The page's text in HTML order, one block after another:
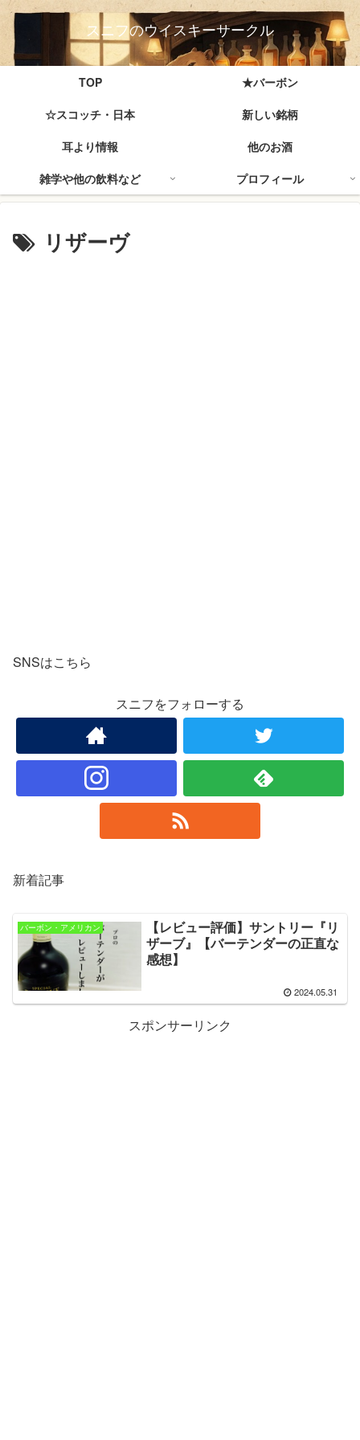
スニフのウイスキーサークル
TOP
★バーボン
☆スコッチ・日本
新しい銘柄
耳より情報
他のお酒
雑学や他の飲料など
プロフィール
リザーヴ
SNSはこちら
スニフをフォローする
新着記事
バーボン・アメリカン
【レビュー評価】サントリー『リ
ザーブ』【バーテンダーの正直な
感想】
2024.05.31
スポンサーリンク